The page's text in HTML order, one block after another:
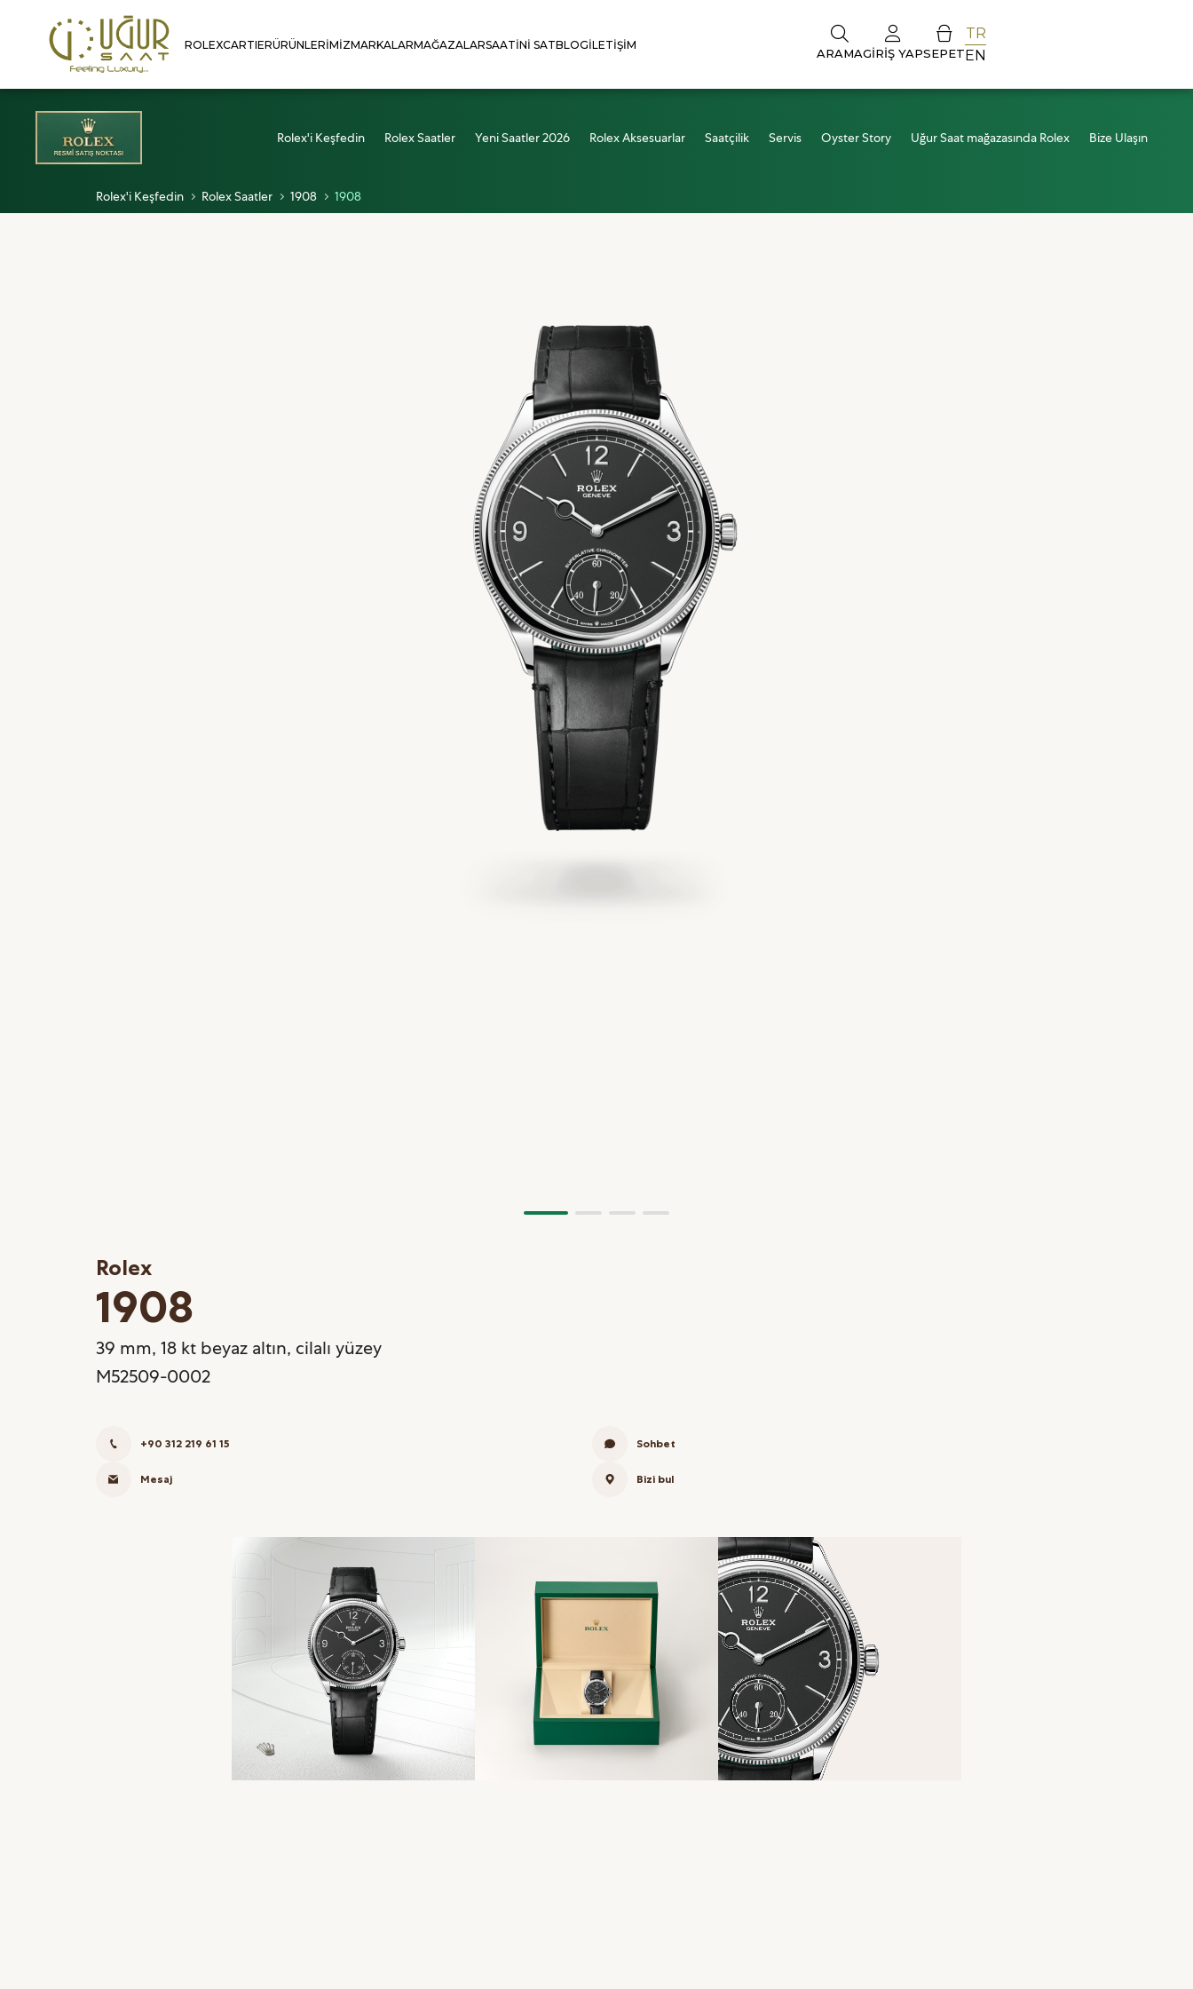
ROLEXCARTIERÜRÜNLERIMIZMARKALARMAĞAZALARSAATINI SATBLOGİLETIŞIM
ARAMAGIRIŞ YAPSEPET
TR
EN
Rolex'i Keşfedin Rolex Saatler Yeni Saatler 2026 Rolex Aksesuarlar Saatçilik Servis Oyster Story Uğur Saat mağazasında Rolex Bize Ulaşın
Rolex'i Keşfedin Rolex Saatler 1908 1908
Rolex
1908
39 mm, 18 kt beyaz altın, cilalı yüzey
M52509-0002
+90 312 219 61 15 Sohbet
Mesaj Bizi bul